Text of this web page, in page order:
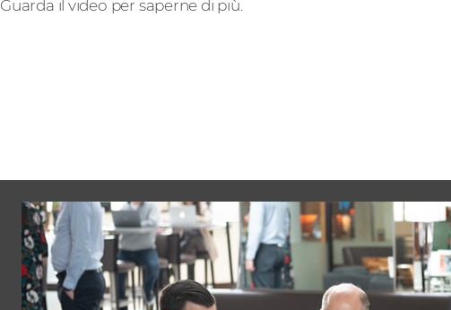
Guarda il video per saperne di più.